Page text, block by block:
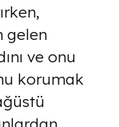
gelen
ve onu
korumak